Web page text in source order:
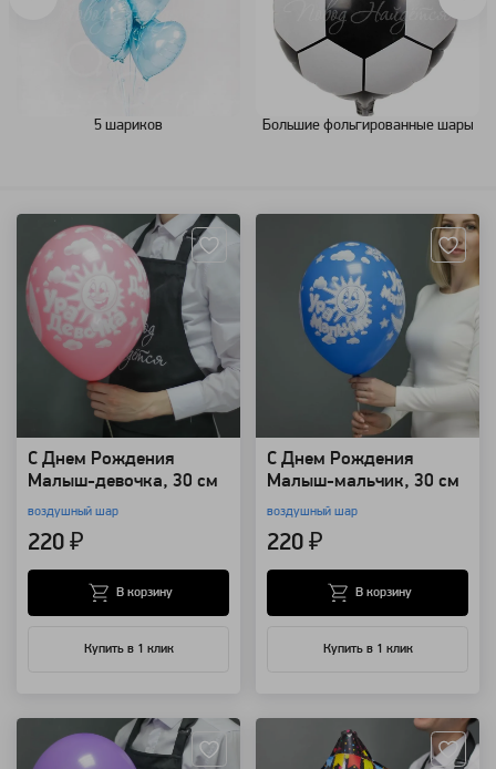
5 шариков Большие фольгированные шары
C Днем Рождения
Малыш-девочка, 30 см
воздушный шар
220 ₽
Купить в 1 клик
В корзину
C Днем Рождения
Малыш-мальчик, 30 см
воздушный шар
220 ₽
Купить в 1 клик
В корзину